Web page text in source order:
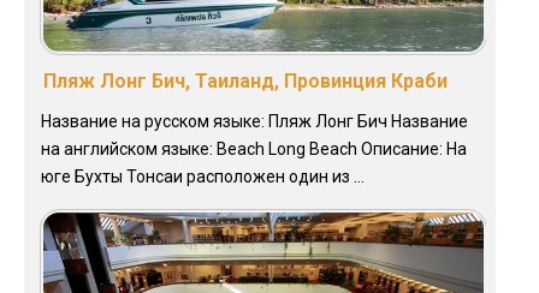
Пляж Лонг Бич, Таиланд, Провинция Краби
Название на русском языке: Пляж Лонг Бич Название
на английском языке: Beach Long Beach Описание: На
юге Бухты Тонсаи расположен один из ...